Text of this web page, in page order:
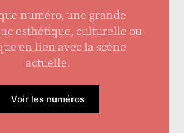
numéro, une grande
esthétique, culturelle ou
en lien avec la scène
actuelle.
Voir les numéros